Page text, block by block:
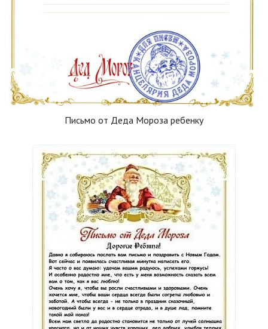
Письмо от Деда Мороза ребенку